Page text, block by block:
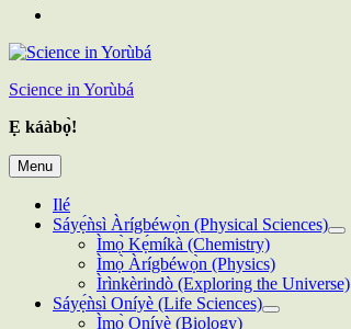
Science in Yorùbá
Ẹ káàbọ̀!
Menu
Ilé
Sáyẹ́ǹsì Àrígbéwọ̀n (Physical Sciences)
Ìmọ̀ Kẹ́míkà (Chemistry)
Ìmọ̀ Àrígbéwọ̀n (Physics)
Ìrìnkèrindò (Exploring the Universe)
Sáyẹ́ǹsì Oníyè (Life Sciences)
Ìmọ̀ Oníyè (Biology)